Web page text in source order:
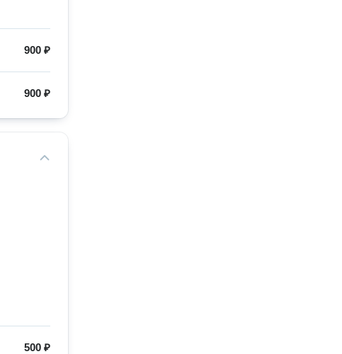
900 ₽
900 ₽
500 ₽